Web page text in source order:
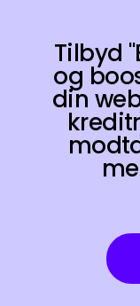
Tilbyd
og
din